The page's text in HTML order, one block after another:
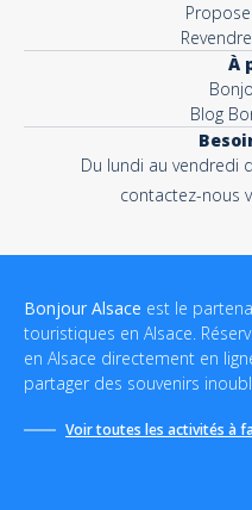
À
Blog
Du lundi au vendredi
contactez-nous
Bonjour Alsace est le
touristiques en Alsace.
en Alsace directement en
partager des souvenirs
Voir toutes les activités à